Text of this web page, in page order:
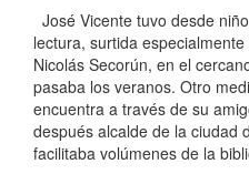
José Vicente tuvo desde
lectura, surtida
Nicolás Secorún, en el
pasaba los veranos. Otro
encuentra a través de su
después alcalde de la ciudad
facilitaba volúmenes de la